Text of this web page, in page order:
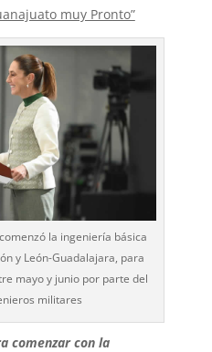
muy Pronto”
la ingeniería básica
y León-Guadalajara, para
mayo y junio por parte del
militares
comenzar con la